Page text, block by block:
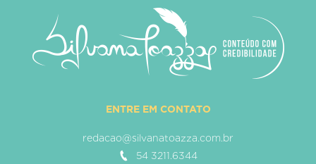
ENTRE EM CONTATO
redacao@silvanatoazza.com.br
54 3211.6344